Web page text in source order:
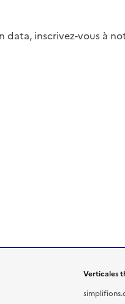
data, inscrivez-vous à
Verticales